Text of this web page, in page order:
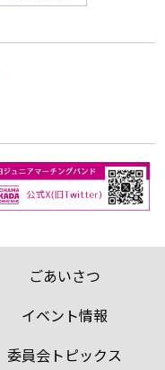
ごあいさつ
イベント情報
委員会トピックス